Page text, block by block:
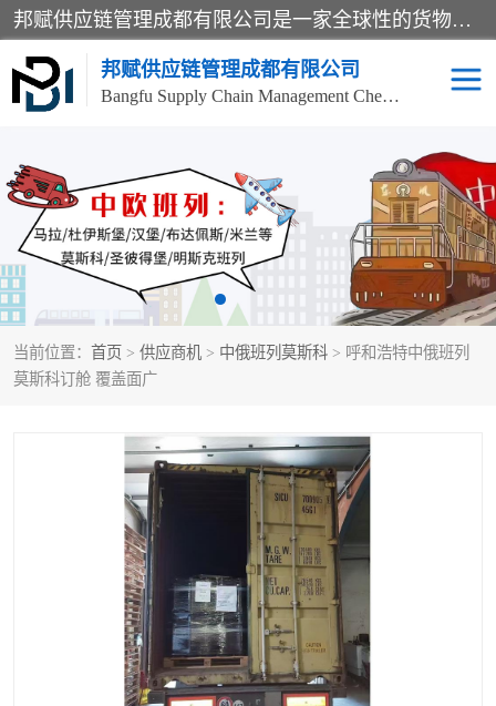
邦赋供应链管理成都有限公司是一家全球性的货物运输代理公司，主要从事：波兰中欧班列、德国中欧班列、出口莫斯科班列、中欧班列进口、蓉欧铁路、成都出口空运等业务，同时亦提供报关、报检、仓储、码头操作等服务。
邦赋供应链管理成都有限公司
Bangfu Supply Chain Management Chengdu Co.,LTD
当前位置： 首页 > 供应商机 > 中俄班列莫斯科 > 呼和浩特中俄班列
莫斯科订舱 覆盖面广
进出口门到门 成都中欧班列
国际汽运 国际空运
食品进口物流清关 南美海运
化妆品进口清关物流 国际海运
中俄铁路班列 中欧班列进口红酒啤酒
蓉欧班列进口机械设备 马来西亚物流
铁路出口拼箱/整柜
中俄班列莫斯科